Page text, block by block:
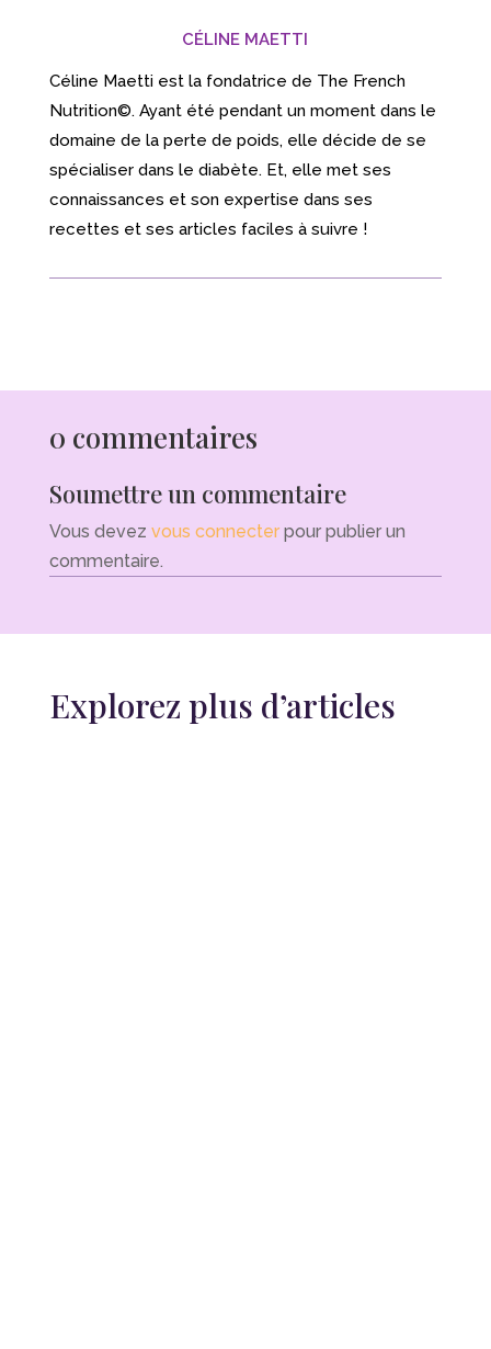
CÉLINE MAETTI
Céline Maetti est la fondatrice de The French
Nutrition©. Ayant été pendant un moment dans le
domaine de la perte de poids, elle décide de se
spécialiser dans le diabète. Et, elle met ses
connaissances et son expertise dans ses
recettes et ses articles faciles à suivre !
0 commentaires
Soumettre un commentaire
Vous devez vous connecterpour publier un
commentaire.
Explorez plus d’articles